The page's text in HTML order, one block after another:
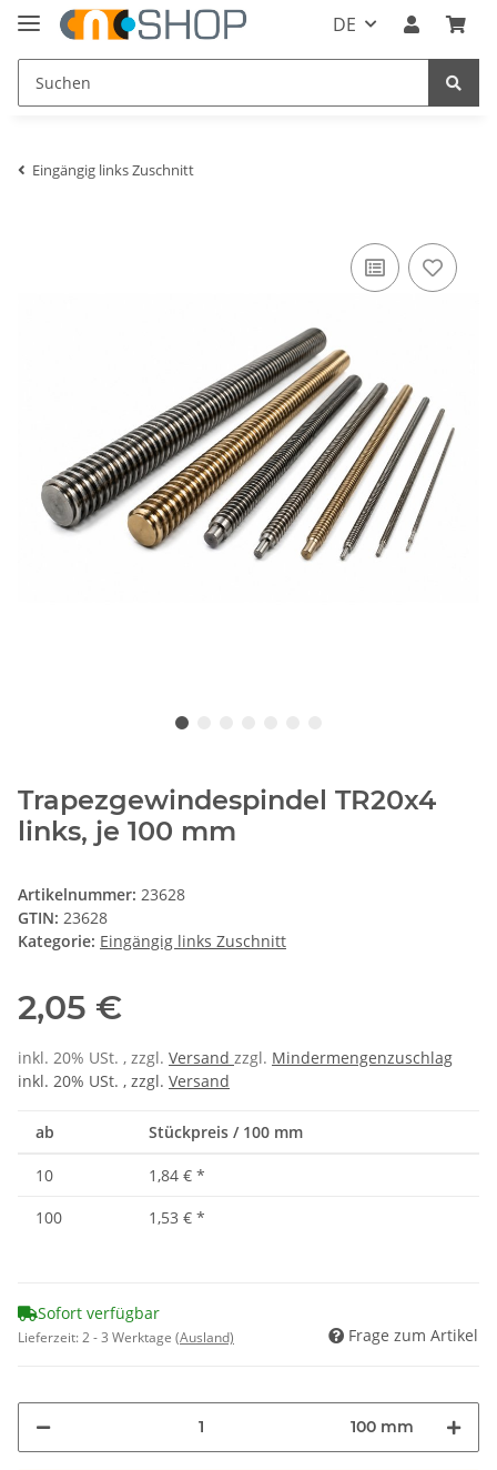
DE
Eingängig links Zuschnitt
Trapezgewindespindel TR20x4
links, je 100 mm
Artikelnummer: 23628
GTIN: 23628
Kategorie: Eingängig links Zuschnitt
2,05 €
inkl. 20% USt. , zzgl. Versand zzgl. Mindermengenzuschlag
inkl. 20% USt. , zzgl. Versand
ab Stückpreis / 100 mm
10 1,84 € *
100
1,53 € *
Sofort verfügbar
Lieferzeit:2 - 3 Werktage (Ausland) Frage zum Artikel
100 mm